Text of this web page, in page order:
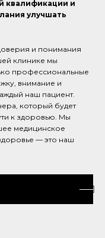
квалификации и
улучшать
и понимания
клинике мы
профессиональные
внимание и
наш пациент.
который будет
к здоровью. Мы
медицинское
— это наш